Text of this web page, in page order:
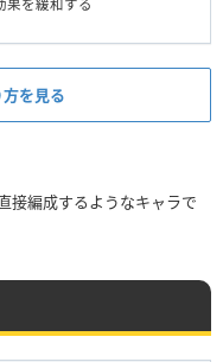
果を緩和する
を見る
接編成するようなキャラで